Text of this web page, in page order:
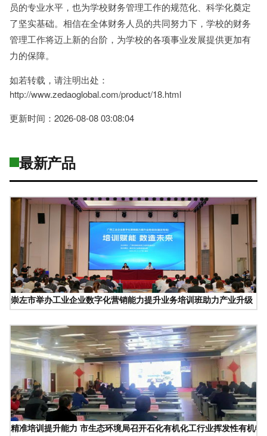
员的专业水平，也为学校财务管理工作的规范化、科学化奠定
了坚实基础。相信在全体财务人员的共同努力下，学校的财务
管理工作将迈上新的台阶，为学校的各项事业发展提供更加有
力的保障。
如若转载，请注明出处：
http://www.zedaoglobal.com/product/18.html
更新时间：2026-08-08 03:08:04
最新产品
崇左市举办工业企业数字化营销能力提升业务培训班助力产业升级
精准培训提升能力 市生态环境局召开石化有机化工行业挥发性有机